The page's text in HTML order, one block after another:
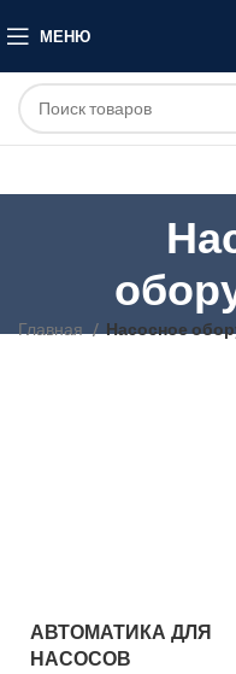
МЕНЮ
Главная Насосное
АВТОМАТИКА ДЛЯ
НАСОСОВ